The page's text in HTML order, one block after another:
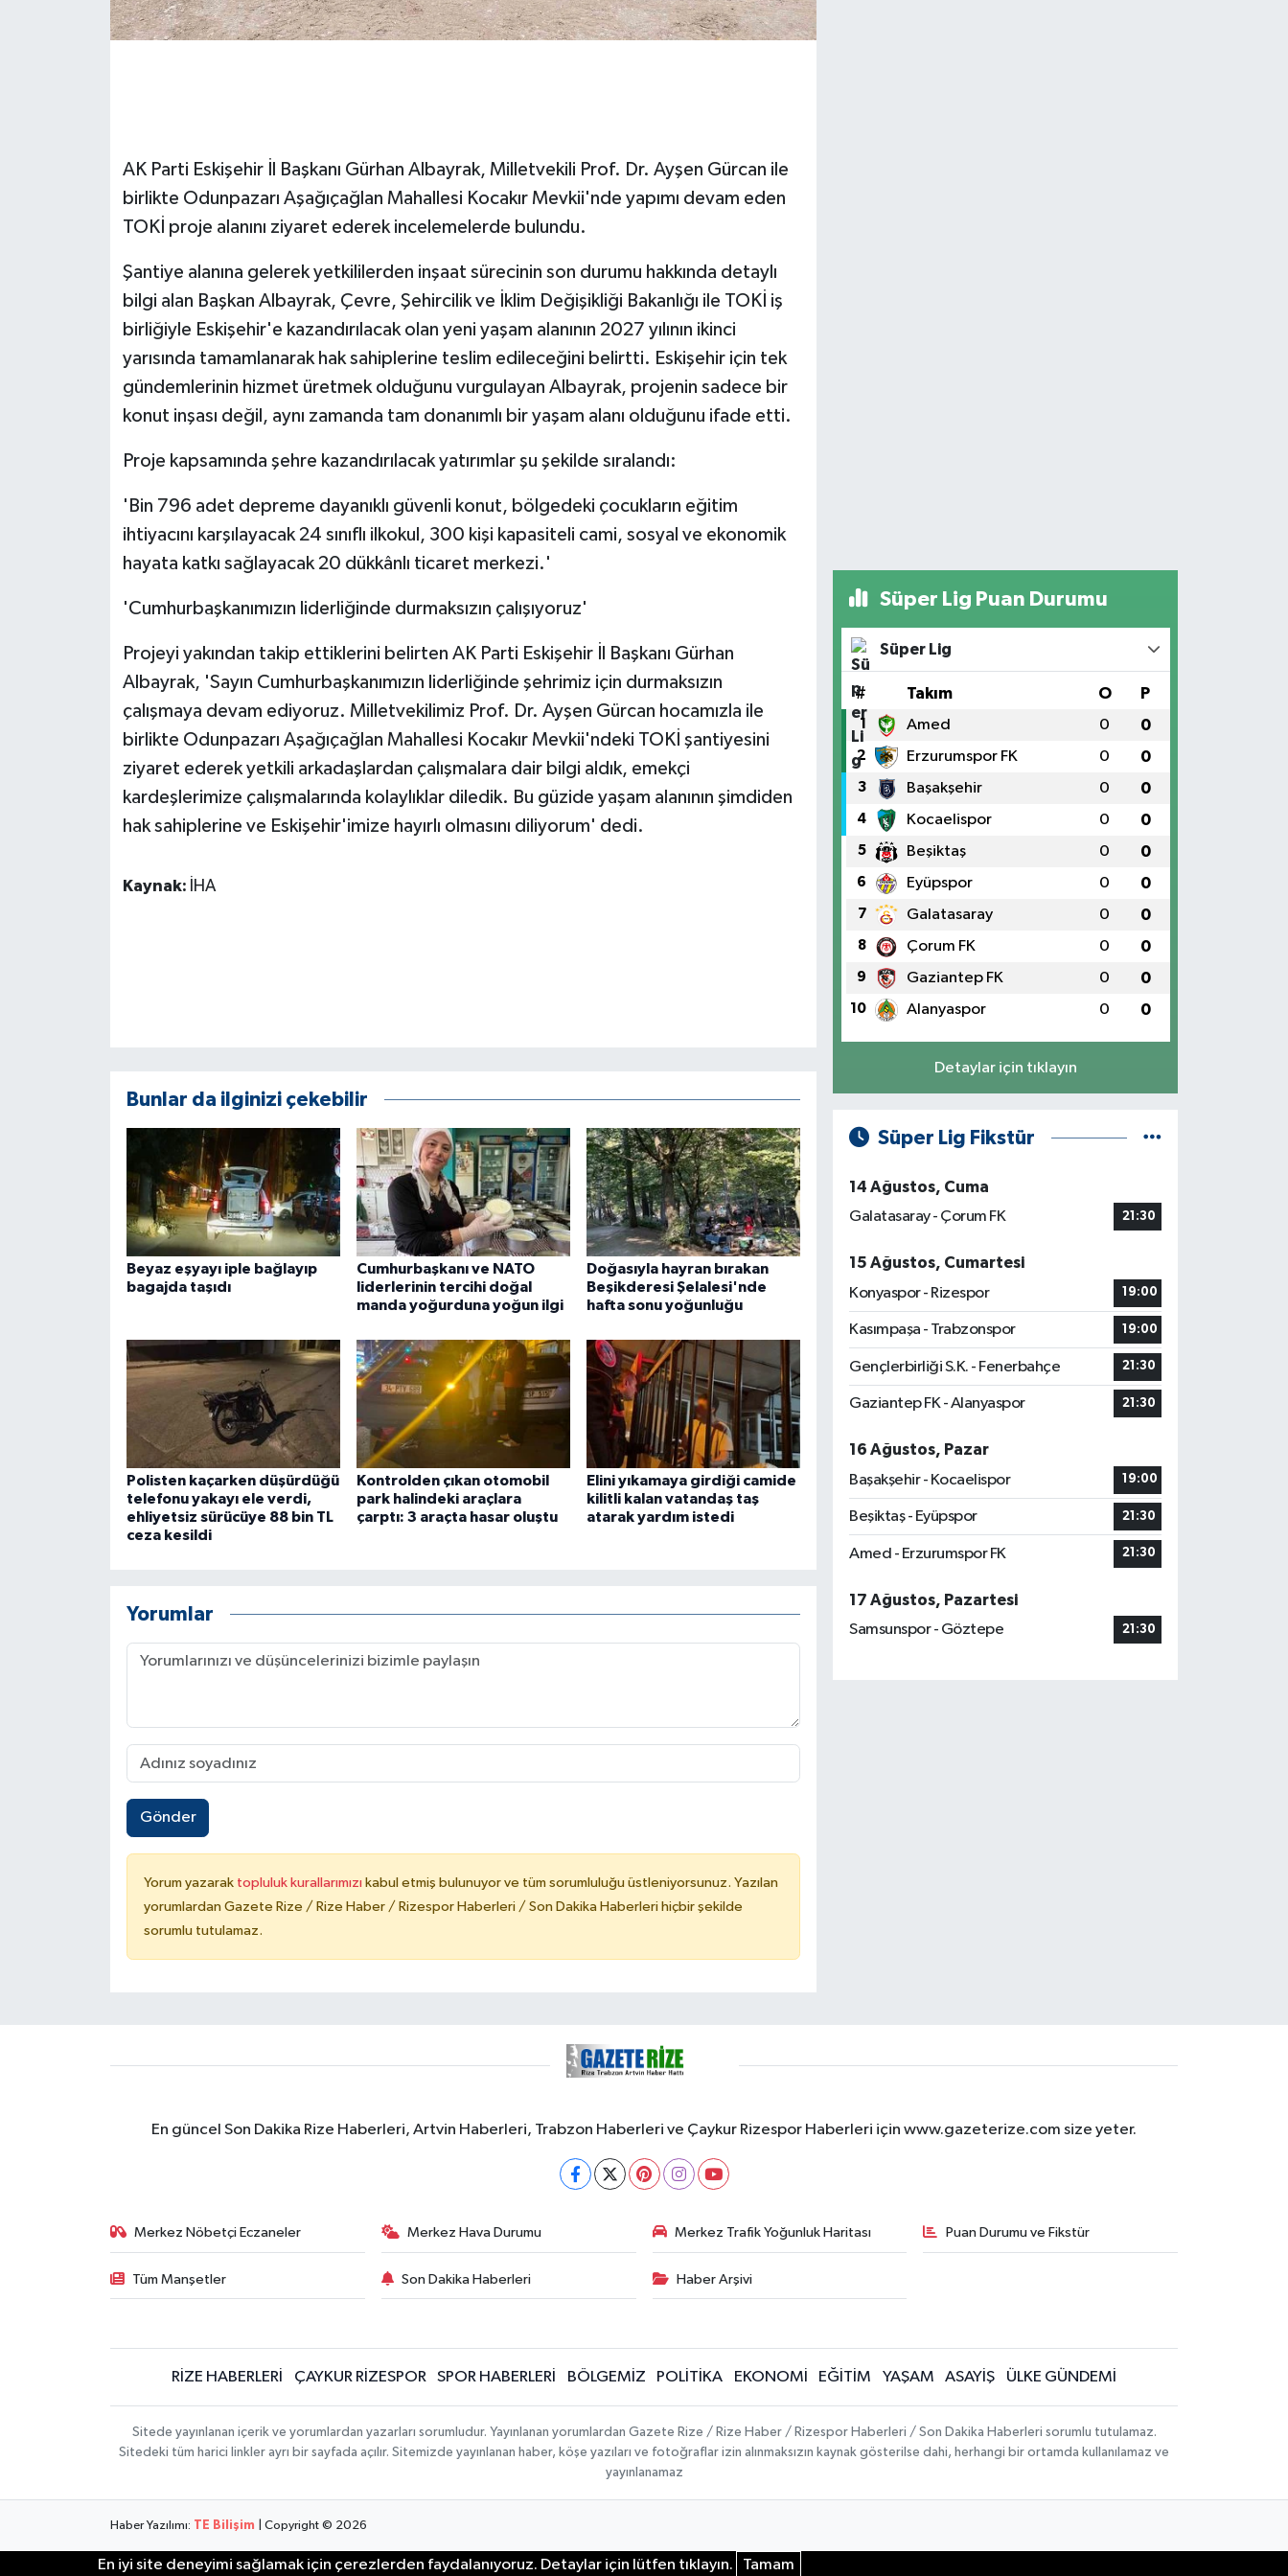
AK Parti Eskişehir İl Başkanı Gürhan Albayrak, Milletvekili Prof. Dr. Ayşen Gürcan ile
birlikte Odunpazarı Aşağıçağlan Mahallesi Kocakır Mevkii'nde yapımı devam eden
TOKİ proje alanını ziyaret ederek incelemelerde bulundu.
Şantiye alanına gelerek yetkililerden inşaat sürecinin son durumu hakkında detaylı
bilgi alan Başkan Albayrak, Çevre, Şehircilik ve İklim Değişikliği Bakanlığı ile TOKİ iş
birliğiyle Eskişehir'e kazandırılacak olan yeni yaşam alanının 2027 yılının ikinci
yarısında tamamlanarak hak sahiplerine teslim edileceğini belirtti. Eskişehir için tek
gündemlerinin hizmet üretmek olduğunu vurgulayan Albayrak, projenin sadece bir
konut inşası değil, aynı zamanda tam donanımlı bir yaşam alanı olduğunu ifade etti.
Proje kapsamında şehre kazandırılacak yatırımlar şu şekilde sıralandı:
'Bin 796 adet depreme dayanıklı güvenli konut, bölgedeki çocukların eğitim
ihtiyacını karşılayacak 24 sınıflı ilkokul, 300 kişi kapasiteli cami, sosyal ve ekonomik
hayata katkı sağlayacak 20 dükkânlı ticaret merkezi.'
'Cumhurbaşkanımızın liderliğinde durmaksızın çalışıyoruz'
Projeyi yakından takip ettiklerini belirten AK Parti Eskişehir İl Başkanı Gürhan
Albayrak, 'Sayın Cumhurbaşkanımızın liderliğinde şehrimiz için durmaksızın
çalışmaya devam ediyoruz. Milletvekilimiz Prof. Dr. Ayşen Gürcan hocamızla ile
birlikte Odunpazarı Aşağıçağlan Mahallesi Kocakır Mevkii'ndeki TOKİ şantiyesini
ziyaret ederek yetkili arkadaşlardan çalışmalara dair bilgi aldık, emekçi
kardeşlerimize çalışmalarında kolaylıklar diledik. Bu güzide yaşam alanının şimdiden
hak sahiplerine ve Eskişehir'imize hayırlı olmasını diliyorum' dedi.
Kaynak: İHA
Bunlar da ilginizi çekebilir
Beyaz eşyayı iple bağlayıp
bagajda taşıdı
Cumhurbaşkanı ve NATO
liderlerinin tercihi doğal
manda yoğurduna yoğun ilgi
Doğasıyla hayran bırakan
Beşikderesi Şelalesi'nde
hafta sonu yoğunluğu
Polisten kaçarken düşürdüğü
telefonu yakayı ele verdi,
ehliyetsiz sürücüye 88 bin TL
ceza kesildi
Kontrolden çıkan otomobil
park halindeki araçlara
çarptı: 3 araçta hasar oluştu
Elini yıkamaya girdiği camide
kilitli kalan vatandaş taş
atarak yardım istedi
Yorumlar
Gönder
Yorum yazarak topluluk kurallarımızı kabul etmiş bulunuyor ve tüm sorumluluğu üstleniyorsunuz. Yazılan
yorumlardan Gazete Rize / Rize Haber / Rizespor Haberleri / Son Dakika Haberleri hiçbir şekilde
sorumlu tutulamaz.
Süper Lig Puan Durumu
Süper Lig
# Takım O P
1 Amed 0 0
2 Erzurumspor FK 0 0
3 Başakşehir 0 0
4 Kocaelispor 0 0
5 Beşiktaş 0 0
6 Eyüpspor 0 0
7 Galatasaray 0 0
8 Çorum FK 0 0
9 Gaziantep FK 0 0
10 Alanyaspor 0 0
Detaylar için tıklayın
Süper Lig Fikstür
14 Ağustos, Cuma
Galatasaray - Çorum FK
21:30
15 Ağustos, Cumartesi
Konyaspor - Rizespor
19:00
Kasımpaşa - Trabzonspor 19:00
Gençlerbirliği S.K. - Fenerbahçe 21:30
Gaziantep FK - Alanyaspor 21:30
16 Ağustos, Pazar
Başakşehir - Kocaelispor
19:00
Beşiktaş - Eyüpspor 21:30
Amed - Erzurumspor FK 21:30
17 Ağustos, Pazartesi
Samsunspor - Göztepe
21:30
En güncel Son Dakika Rize Haberleri, Artvin Haberleri, Trabzon Haberleri ve Çaykur Rizespor Haberleri için www.gazeterize.com size yeter.
Merkez Nöbetçi Eczaneler Merkez Hava Durumu Merkez Trafik Yoğunluk Haritası Puan Durumu ve Fikstür
Tüm Manşetler Son Dakika Haberleri Haber Arşivi
RİZE HABERLERİ ÇAYKUR RİZESPOR SPOR HABERLERİ BÖLGEMİZ POLİTİKA EKONOMİ EĞİTİM YAŞAM ASAYİŞ ÜLKE GÜNDEMİ
Sitede yayınlanan içerik ve yorumlardan yazarları sorumludur. Yayınlanan yorumlardan Gazete Rize / Rize Haber / Rizespor Haberleri / Son Dakika Haberleri sorumlu tutulamaz.
Sitedeki tüm harici linkler ayrı bir sayfada açılır. Sitemizde yayınlanan haber, köşe yazıları ve fotoğraflar izin alınmaksızın kaynak gösterilse dahi, herhangi bir ortamda kullanılamaz ve
yayınlanamaz
Haber Yazılımı: TE Bilişim | Copyright © 2026
En iyi site deneyimi sağlamak için çerezlerden faydalanıyoruz. Detaylar için lütfen tıklayın. Tamam
HABERDE İNSAN
Jandarma
Otomobil
SPOR HABERLERİ
TEKNOLOJİ